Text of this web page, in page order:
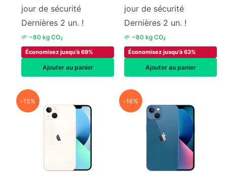
jour de sécurité
Dernières 2 un. !
🌱 −80 kg CO₂
Économisez jusqu'à 69%
Ajouter au panier
jour de sécurité
Dernières 2 un. !
🌱 −80 kg CO₂
Économisez jusqu'à 63%
Ajouter au panier
-15% -16%